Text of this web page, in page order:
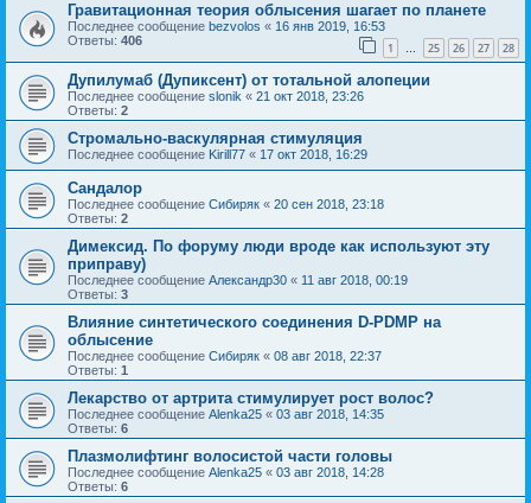
Гравитационная теория облысения шагает по планете
Последнее сообщение bezvolos « 16 янв 2019, 16:53
Ответы: 406 1 … 25 26 27 28
Дупилумаб (Дупиксент) от тотальной алопеции
Последнее сообщение slonik « 21 окт 2018, 23:26
Ответы: 2
Стромально-васкулярная стимуляция
Последнее сообщение Kirill77 « 17 окт 2018, 16:29
Сандалор
Последнее сообщение Сибиряк « 20 сен 2018, 23:18
Ответы: 2
Димексид. По форуму люди вроде как используют эту
приправу)
Последнее сообщение Александр30 « 11 авг 2018, 00:19
Ответы: 3
Влияние синтетического соединения D-PDMP на
облысение
Последнее сообщение Сибиряк « 08 авг 2018, 22:37
Ответы: 1
Лекарство от артрита стимулирует рост волос?
Последнее сообщение Alenka25 « 03 авг 2018, 14:35
Ответы: 6
Плазмолифтинг волосистой части головы
Последнее сообщение Alenka25 « 03 авг 2018, 14:28
Ответы: 6